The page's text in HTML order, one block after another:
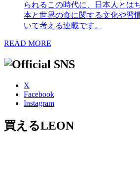
られるこの時代に、日本人とは
本と世界の食に関する文化や習
いて考える連載です。
READ MORE
X
Facebook
Instagram
買えるLEON